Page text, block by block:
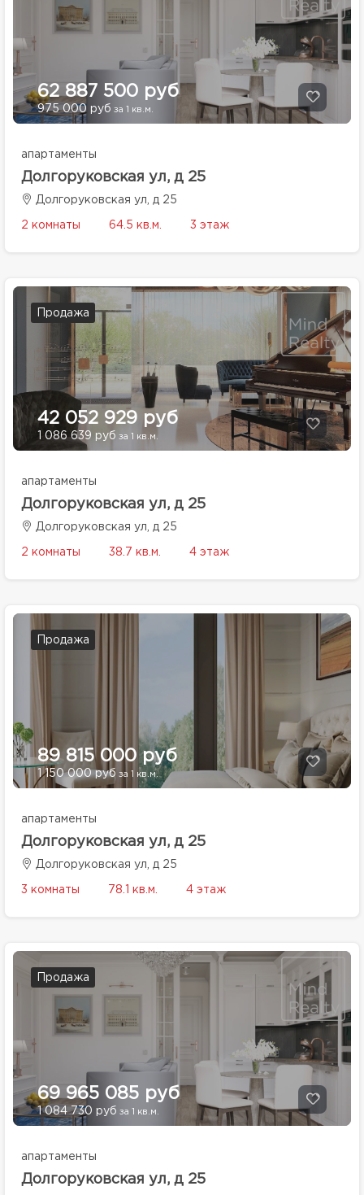
62 887 500 руб
975 000 руб за 1 кв.м.
апартаменты
Долгоруковская ул, д 25
Долгоруковская ул, д 25
2 комнаты 64.5 кв.м. 3 этаж
Продажа
42 052 929 руб
1 086 639 руб за 1 кв.м.
апартаменты
Долгоруковская ул, д 25
Долгоруковская ул, д 25
2 комнаты 38.7 кв.м. 4 этаж
Продажа
89 815 000 руб
1 150 000 руб за 1 кв.м.
апартаменты
Долгоруковская ул, д 25
Долгоруковская ул, д 25
3 комнаты 78.1 кв.м. 4 этаж
Продажа
69 965 085 руб
1 084 730 руб за 1 кв.м.
апартаменты
Долгоруковская ул, д 25